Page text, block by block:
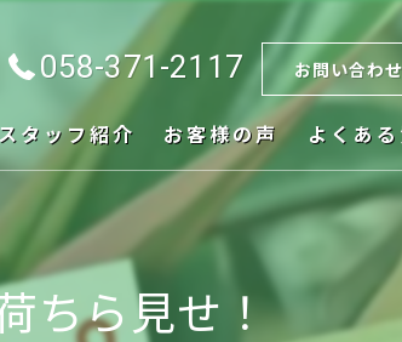
058-371-2117 お問い合わ
スタッフ紹介 お客様の声 よくあ
ちら見せ！